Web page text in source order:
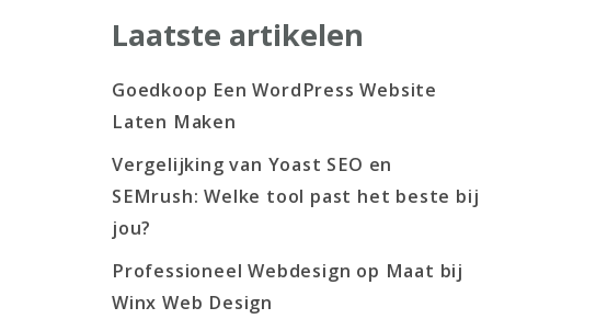
Laatste artikelen
Goedkoop Een WordPress Website
Laten Maken
Vergelijking van Yoast SEO en
SEMrush: Welke tool past het beste bij
jou?
Professioneel Webdesign op Maat bij
Winx Web Design